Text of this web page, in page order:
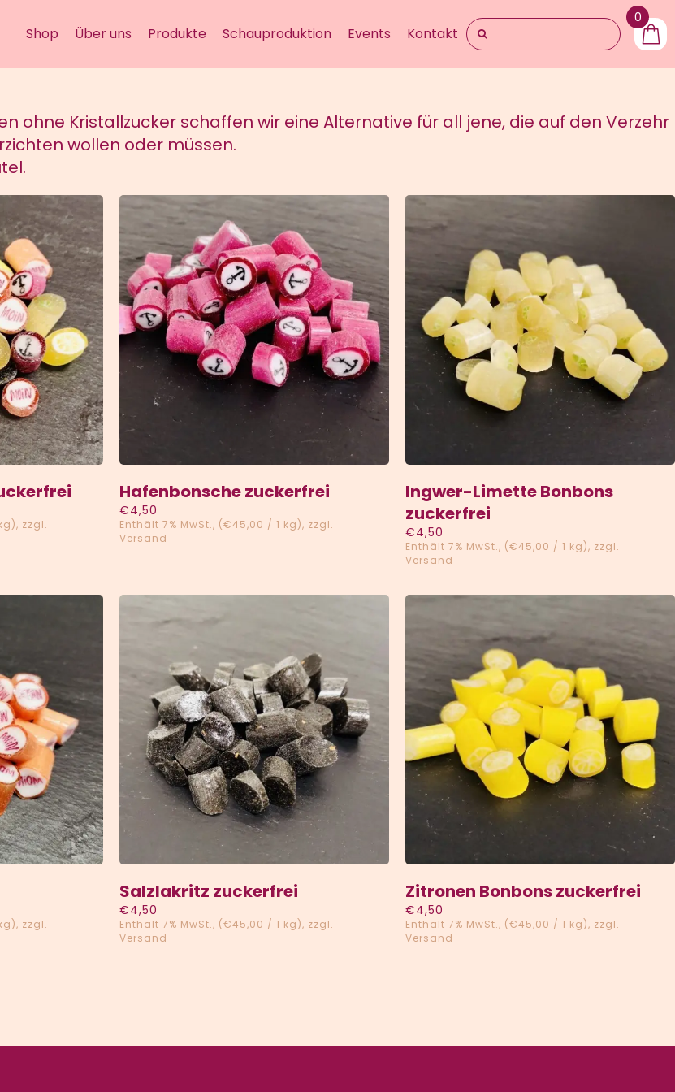
0
Shop Über uns Produkte Schauproduktion Events Kontakt Suche
nach:
ohne Kristallzucker schaffen wir eine Alternative für all jene, die auf den Verzehr
wollen oder müssen.
VIEW
zzgl.
HINZUFÜGEN / QUICK VIEW
Hafenbonsche zuckerfrei
€4,50
Enthält 7% MwSt. (€45,00 / 1 kg) zzgl.
Versand
HINZUFÜGEN QUICK VIEW
Ingwer-Limette Bonbons
zuckerfrei
€4,50
Enthält 7% MwSt. (€45,00 / 1 kg) zzgl.
Versand
VIEW
zzgl.
HINZUFÜGEN / QUICK VIEW
Salzlakritz zuckerfrei
€4,50
Enthält 7% MwSt. (€45,00 / 1 kg) zzgl.
Versand
HINZUFÜGEN / QUICK VIEW
Zitronen Bonbons zuckerfrei
€4,50
Enthält 7% MwSt. (€45,00 / 1 kg) zzgl.
Versand